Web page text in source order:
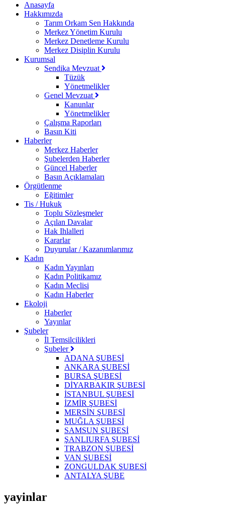
Anasayfa
Hakkımızda
Tarım Orkam Sen Hakkında
Merkez Yönetim Kurulu
Merkez Denetleme Kurulu
Merkez Disiplin Kurulu
Kurumsal
Sendika Mevzuat
Tüzük
Yönetmelikler
Genel Mevzuat
Kanunlar
Yönetmelikler
Çalışma Raporları
Basın Kiti
Haberler
Merkez Haberler
Şubelerden Haberler
Güncel Haberler
Basın Açıklamaları
Örgütlenme
Eğitimler
Tis / Hukuk
Toplu Sözleşmeler
Açılan Davalar
Hak Ihlalleri
Kararlar
Duyurular / Kazanımlarımız
Kadın
Kadın Yayınları
Kadın Politikamız
Kadın Meclisi
Kadın Haberler
Ekoloji
Haberler
Yayınlar
Şubeler
İl Temsilcilikleri
Şubeler
ADANA ŞUBESİ
ANKARA ŞUBESİ
BURSA ŞUBESİ
DİYARBAKIR ŞUBESİ
İSTANBUL ŞUBESİ
İZMİR ŞUBESİ
MERSİN ŞUBESİ
MUĞLA ŞUBESİ
SAMSUN ŞUBESİ
ŞANLIURFA ŞUBESİ
TRABZON ŞUBESİ
VAN ŞUBESİ
ZONGULDAK ŞUBESİ
ANTALYA ŞUBE
yayinlar